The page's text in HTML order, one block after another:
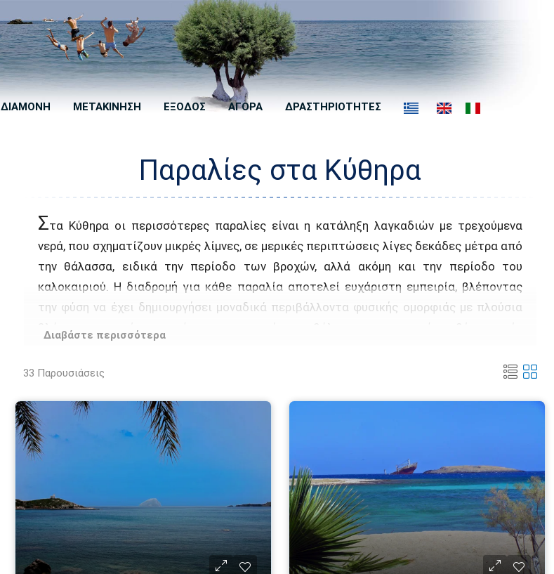
ΔΙΑΜΟΝΗ ΜΕΤΑΚΙΝΗΣΗ ΕΞΟΔΟΣ ΑΓΟΡΑ ΔΡΑΣΤΗΡΙΟΤΗΤΕΣ
Παραλίες στα Κύθηρα
Στα Κύθηρα οι περισσότερες παραλίες είναι η κατάληξη λαγκαδιών με τρεχούμενα
νερά, που σχηματίζουν μικρές λίμνες, σε μερικές περιπτώσεις λίγες δεκάδες μέτρα από
την θάλασσα, ειδικά την περίοδο των βροχών, αλλά ακόμη και την περίοδο του
καλοκαιριού. Η διαδρομή για κάθε παραλία αποτελεί ευχάριστη εμπειρία, βλέποντας
την φύση να έχει δημιουργήσει μοναδικά περιβάλλοντα φυσικής ομορφιάς με πλούσια
βλάστηση, που γίνονται σύνορο με τις υπέροχες θάλασσες του νησιού, με θέα σε τρία
Ανακαλύψτε τις παραλίες των Κυθήρων, και απολαύστε ανέμελες καλοκαιρινές
διακοπές. Παρακάτω σας παρουσιάζουμε μερικές από τις ωραιότερες που αξίζει να
επισκεφθείτε κατά την παραμονή σας στο νησί. Η ακτογραμμή του νησιού φιλοξενεί
μεγάλο αριθμό παραλιών, μερικές είναι μεγάλου μεγέθους και άλλες μικρότερες.
Ανεξάρτητα εάν έχουν αμμουδιά ή βότσαλο, εάν είναι οργανωμένες ή όχι, φημίζονται για
το υπέροχο φυσικό περιβάλλον τους, τα καθαρά νερά τους. Μέχρι στιγμής δύο από
αυτές έχουν βραβευτεί με Γαλάζια Σημαία, και σίγουρα θα ικανοποιήσουν όλα τα
γούστα.
Ευχόμαστε καλές βουτιές στα Κυθηρα!
Διαβάστε περισσότερα
33 Παρουσιάσεις